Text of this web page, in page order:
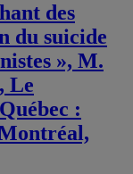
des
du suicide
», M.
Le
: